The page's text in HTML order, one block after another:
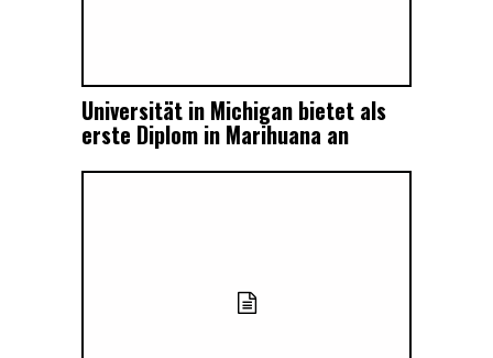
Universität in Michigan bietet als
erste Diplom in Marihuana an